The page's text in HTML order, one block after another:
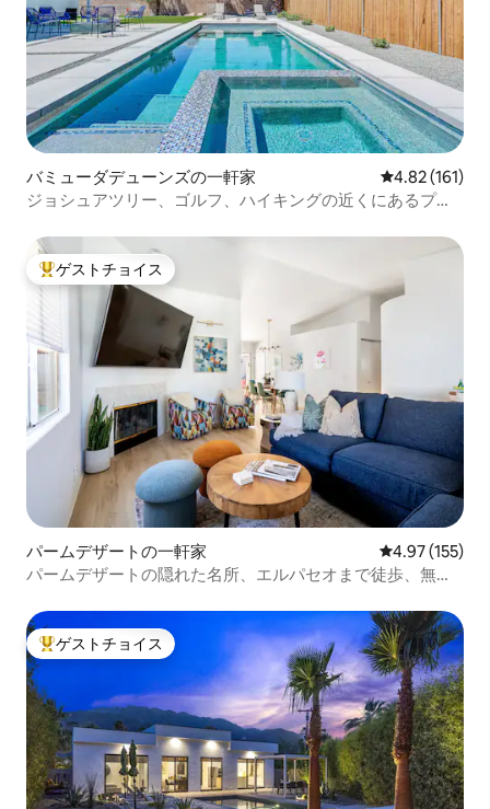
バミューダデューンズの一軒家 レビュー161
4.82 (161)
ジョシュアツリー、ゴルフ、ハイキングの近くにあるプー
大好評のゲストチョイスです。
ゲストチョイス
パームデザートの一軒家 レビュー155
4.97 (155)
パームデザートの隠れた名所、エルパセオまで徒歩、無料
大好評のゲストチョイスです。
ゲストチョイス